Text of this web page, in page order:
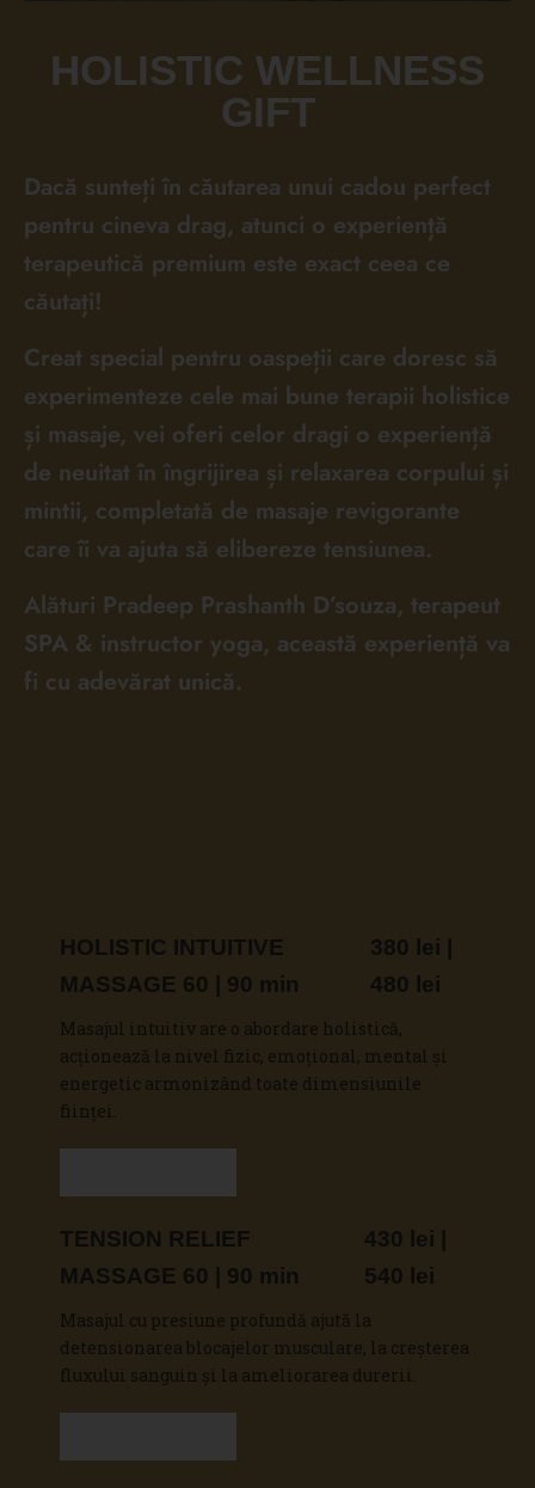
HOLISTIC WELLNESS
GIFT
Dacă sunteți în căutarea unui cadou perfect
pentru cineva drag, atunci o experiență
terapeutică premium este exact ceea ce
căutați!
Creat special pentru oaspeții care doresc să
experimenteze cele mai bune terapii holistice
și masaje, vei oferi celor dragi o experiență
de neuitat în îngrijirea și relaxarea corpului și
mintii, completată de masaje revigorante
care îi va ajuta să elibereze tensiunea.
Alături Pradeep Prashanth D’souza, terapeut
SPA & instructor yoga, această experiență va
fi cu adevărat unică.
HOLISTIC INTUITIVE
MASSAGE 60 | 90 min
380 lei |
480 lei
Masajul intuitiv are o abordare holistică,
acționează la nivel fizic, emoţional, mental și
energetic armonizând toate dimensiunile
ființei.
TENSION RELIEF
MASSAGE 60 | 90 min
430 lei |
540 lei
Masajul cu presiune profundă ajută la
detensionarea blocajelor musculare, la creșterea
fluxului sanguin și la ameliorarea durerii.